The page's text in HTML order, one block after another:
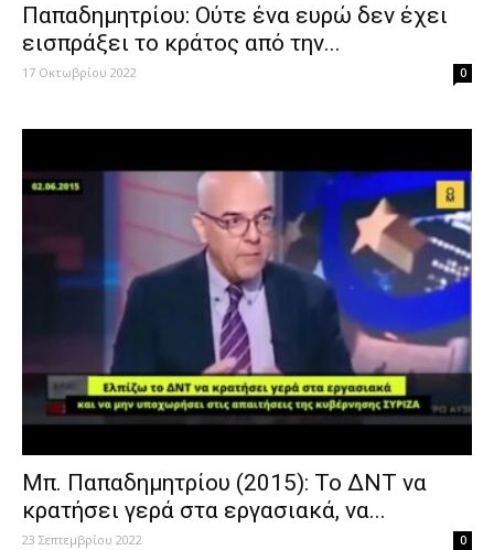
Παπαδημητρίου: Ούτε ένα ευρώ δεν έχει
εισπράξει το κράτος από την...
17 Οκτωβρίου 2022 0
Μπ. Παπαδημητρίου (2015): Το ΔΝΤ να
κρατήσει γερά στα εργασιακά, να...
23 Σεπτεμβρίου 2022 0